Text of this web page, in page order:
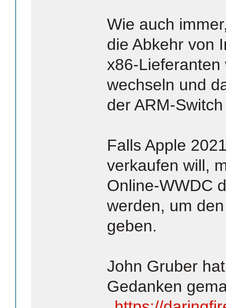
Wie auch
die Abkehr von
x86-Lieferanten
wechseln und
der ARM-
Falls Apple
verkaufen will,
Online-WWDC
werden, um
geben.
John Gruber
Gedanken